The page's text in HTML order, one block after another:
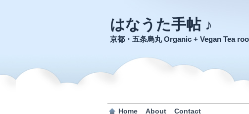
はなうた手帖 ♪
京都・五条烏丸 Organic + Vegan Tea
Home About Contact